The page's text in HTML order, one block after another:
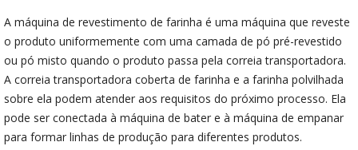
A máquina de revestimento de farinha é uma máquina que reveste
o produto uniformemente com uma camada de pó pré-revestido
ou pó misto quando o produto passa pela correia transportadora.
A correia transportadora coberta de farinha e a farinha polvilhada
sobre ela podem atender aos requisitos do próximo processo. Ela
pode ser conectada à máquina de bater e à máquina de empanar
para formar linhas de produção para diferentes produtos.